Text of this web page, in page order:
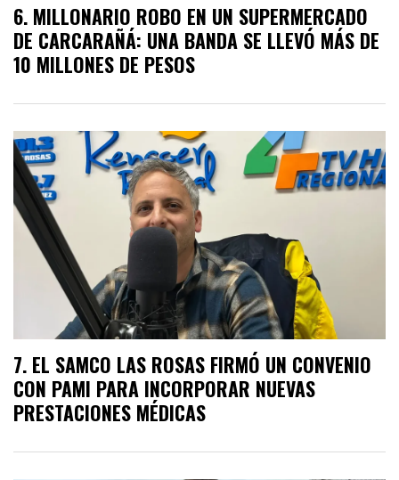
MILLONARIO ROBO EN UN SUPERMERCADO
DE CARCARAÑÁ: UNA BANDA SE LLEVÓ MÁS DE
10 MILLONES DE PESOS
EL SAMCO LAS ROSAS FIRMÓ UN CONVENIO
CON PAMI PARA INCORPORAR NUEVAS
PRESTACIONES MÉDICAS